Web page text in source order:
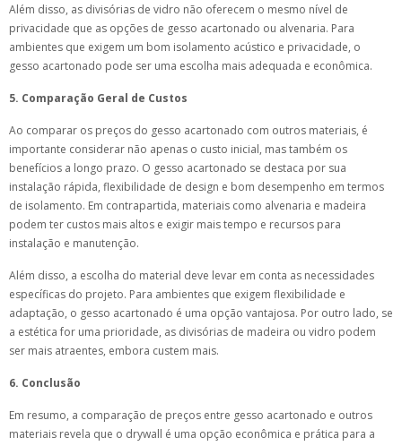
Além disso, as divisórias de vidro não oferecem o mesmo nível de
privacidade que as opções de gesso acartonado ou alvenaria. Para
ambientes que exigem um bom isolamento acústico e privacidade, o
gesso acartonado pode ser uma escolha mais adequada e econômica.
5. Comparação Geral de Custos
Ao comparar os preços do gesso acartonado com outros materiais, é
importante considerar não apenas o custo inicial, mas também os
benefícios a longo prazo. O gesso acartonado se destaca por sua
instalação rápida, flexibilidade de design e bom desempenho em termos
de isolamento. Em contrapartida, materiais como alvenaria e madeira
podem ter custos mais altos e exigir mais tempo e recursos para
instalação e manutenção.
Além disso, a escolha do material deve levar em conta as necessidades
específicas do projeto. Para ambientes que exigem flexibilidade e
adaptação, o gesso acartonado é uma opção vantajosa. Por outro lado, se
a estética for uma prioridade, as divisórias de madeira ou vidro podem
ser mais atraentes, embora custem mais.
6. Conclusão
Em resumo, a comparação de preços entre gesso acartonado e outros
materiais revela que o drywall é uma opção econômica e prática para a